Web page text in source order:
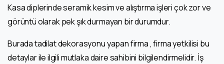
Kasa diplerinde seramik kesim ve alıştırma işleri çok zor ve
görüntü olarak pek şık durmayan bir durumdur.
Burada tadilat dekorasyonu yapan firma , firma yetkilisi bu
detaylar ile ilgili mutlaka daire sahibini bilgilendirmelidir. İş